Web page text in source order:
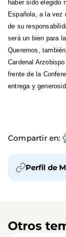
haber sido elegido
Española, a la vez
de su
será un bien para
Queremos,
Cardenal
frente de la
entrega y
Compartir en
Perfil de
Otros